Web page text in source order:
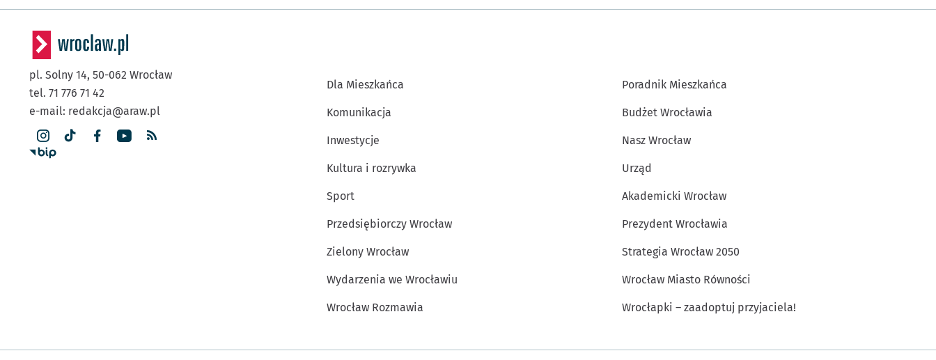
pl. Solny 14, 50-062 Wrocław
tel. 71 776 71 42
e-mail: redakcja@araw.pl
Dla Mieszkańca
Komunikacja
Inwestycje
Kultura i rozrywka
Sport
Przedsiębiorczy Wrocław
Zielony Wrocław
Wydarzenia we Wrocławiu
Wrocław Rozmawia
Poradnik Mieszkańca
Budżet Wrocławia
Nasz Wrocław
Urząd
Akademicki Wrocław
Prezydent Wrocławia
Strategia Wrocław 2050
Wrocław Miasto Równości
Wrocłapki – zaadoptuj przyjaciela!